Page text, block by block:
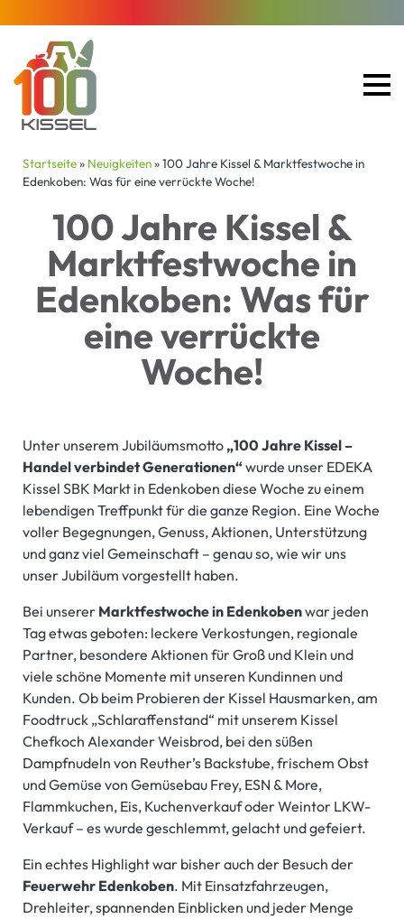
Startseite» Neuigkeiten»100 Jahre Kissel & Marktfestwoche in
Edenkoben: Was für eine verrückte Woche!
100 Jahre Kissel &
Marktfestwoche in
Edenkoben: Was für
eine verrückte
Woche!
Unter unserem Jubiläumsmotto „100 Jahre Kissel –
Handel verbindet Generationen“ wurde unser EDEKA
Kissel SBK Markt in Edenkoben diese Woche zu einem
lebendigen Treffpunkt für die ganze Region. Eine Woche
voller Begegnungen, Genuss, Aktionen, Unterstützung
und ganz viel Gemeinschaft – genau so, wie wir uns
unser Jubiläum vorgestellt haben.
Bei unserer Marktfestwoche in Edenkobenwar jeden
Tag etwas geboten: leckere Verkostungen, regionale
Partner, besondere Aktionen für Groß und Klein und
viele schöne Momente mit unseren Kundinnen und
Kunden. Ob beim Probieren der Kissel Hausmarken, am
Foodtruck „Schlaraffenstand“ mit unserem Kissel
Chefkoch Alexander Weisbrod, bei den süßen
Dampfnudeln von Reuther’s Backstube, frischem Obst
und Gemüse von Gemüsebau Frey, ESN & More,
Flammkuchen, Eis, Kuchenverkauf oder Weintor LKW-
Verkauf – es wurde geschlemmt, gelacht und gefeiert.
Ein echtes Highlight war bisher auch der Besuch der
Feuerwehr Edenkoben. Mit Einsatzfahrzeugen,
Drehleiter, spannenden Einblicken und jeder Menge